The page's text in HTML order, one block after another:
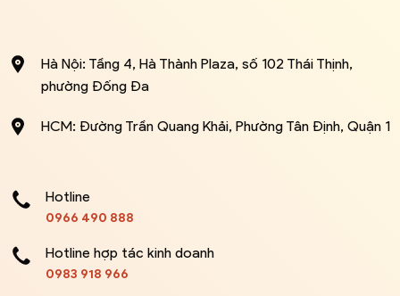
Hà Nội: Tầng 4, Hà Thành Plaza, số 102 Thái Thịnh,
phường Đống Đa
HCM: Đường Trần Quang Khải, Phường Tân Định, Quận 1
Hotline
0966 490 888
Hotline hợp tác kinh doanh
0983 918 966